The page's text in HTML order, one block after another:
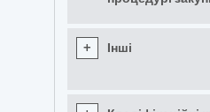
+ Інші